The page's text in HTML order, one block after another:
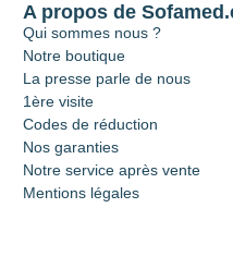
A propos de
Qui sommes nous ?
Notre boutique
La presse parle de nous
1ère visite
Codes de réduction
Nos garanties
Notre service après vente
Mentions légales